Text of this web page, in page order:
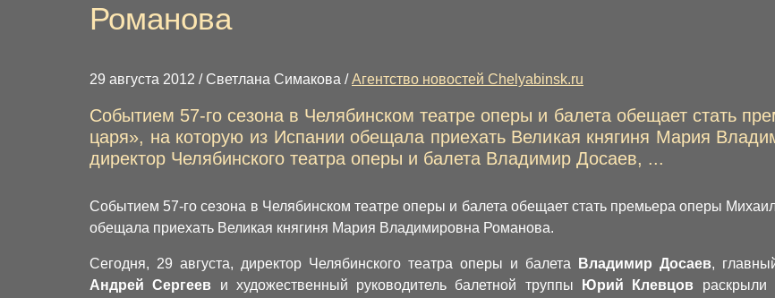
Романова
29 августа 2012 / Светлана Симакова /Агентство новостей Chelyabinsk.ru
Событием 57-го сезона в Челябинском театре оперы и балета обещает стать
царя», на которую из Испании обещала приехать Великая княгиня Мария
директор Челябинского театра оперы и балета Владимир Досаев, ...
Событием 57-го сезона в Челябинском театре оперы и балета обещает стать премьера оперы
обещала приехать Великая княгиня Мария Владимировна Романова.
Сегодня, 29 августа, директор Челябинского театра оперы и балета Владимир Досаев,
Андрей Сергеев и художественный руководитель балетной труппы Юрий Клевцов раскрыли